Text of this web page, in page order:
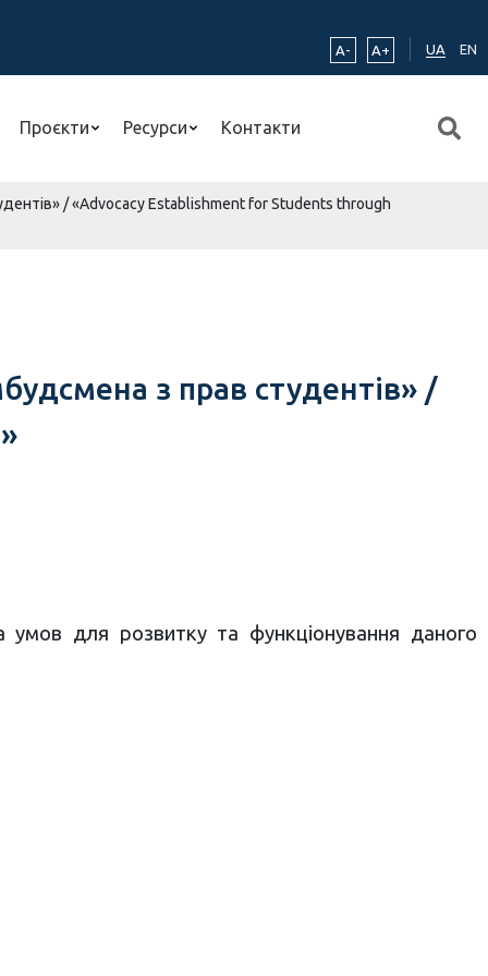
A-
A+ UA EN
Проєкти Ресурси Контакти
/ «Advocacy Establishment for Students through
з прав студентів» /
умов для розвитку та функціонування даного